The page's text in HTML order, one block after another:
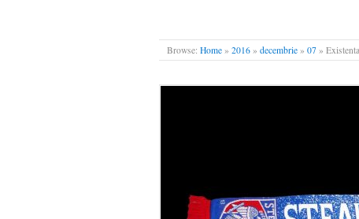
Browse: Home » 2016 » decembrie » 07 »